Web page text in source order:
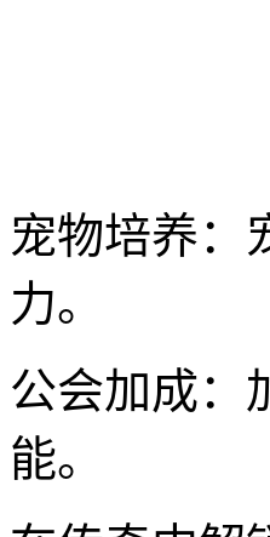
宠物培养：
力。
公会加成：
能。